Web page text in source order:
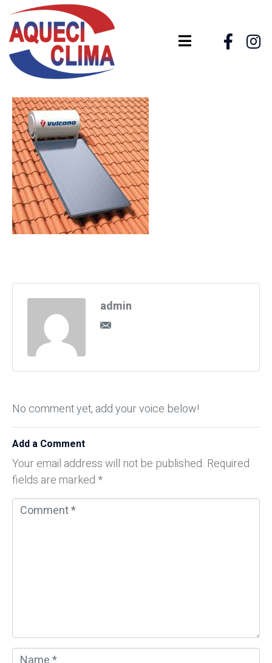
admin
No comment yet, add your voice below!
Add a Comment
Your email address will not be published. Required
fields are marked *